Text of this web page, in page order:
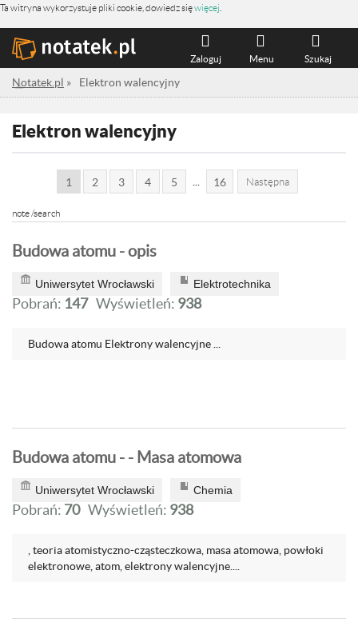
Ta witryna wykorzystuje pliki cookie, dowiedz sięwięcej
Szukaj
Menu
Zaloguj
Notatek.pl » Elektron walencyjny
Elektron walencyjny
1 2 3 4 5 16 Następna
note /search
Budowa atomu - opis
Uniwersytet Wrocławski Elektrotechnika
Pobrań: 147 Wyświetleń: 938
Budowa atomu Elektrony walencyjne ...
Budowa atomu - - Masa atomowa
Uniwersytet Wrocławski Chemia
Pobrań: 70 Wyświetleń: 938
, teoria atomistyczno-cząsteczkowa, masa atomowa, powłoki
elektronowe, atom, elektrony walencyjne....